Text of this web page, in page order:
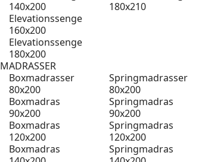
140x200
Elevationssenge
160x200
Elevationssenge
180x200
180x210
MADRASSER
Boxmadrasser
80x200
Boxmadras
90x200
Boxmadras
120x200
Boxmadras
Springmadrasser
80x200
Springmadras
90x200
Springmadras
120x200
Springmadras